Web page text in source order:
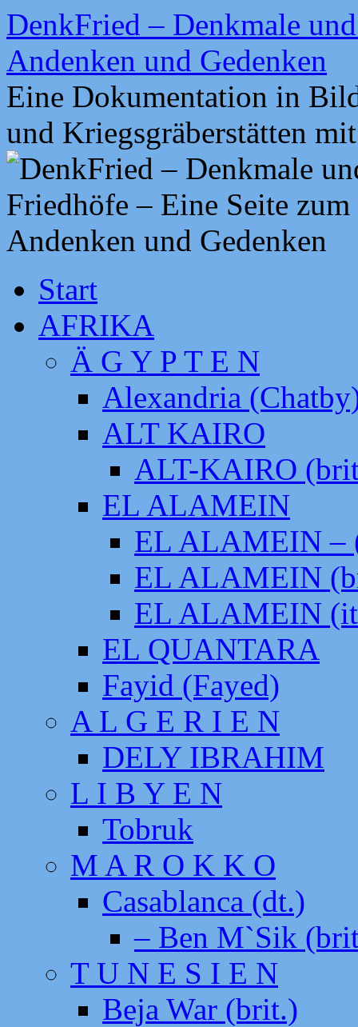
Zum
Inhalt
springen
DenkFried – Denkmale
Andenken und Gedenken
Eine Dokumentation in
und Kriegsgräberstätten
Start
AFRIKA
Ä G Y P T E N
Alexandria
ALT KAIRO
ALT-KAIRO
EL ALAMEIN
EL ALAMEIN –
EL ALAMEIN
EL ALAMEIN
EL QUANTARA
Fayid (Fayed)
A L G E R I E N
DELY IBRAHIM
L I B Y E N
Tobruk
M A R O K K O
Casablanca (dt.)
– Ben M`Sik
T U N E S I E N
Beja War (brit.)